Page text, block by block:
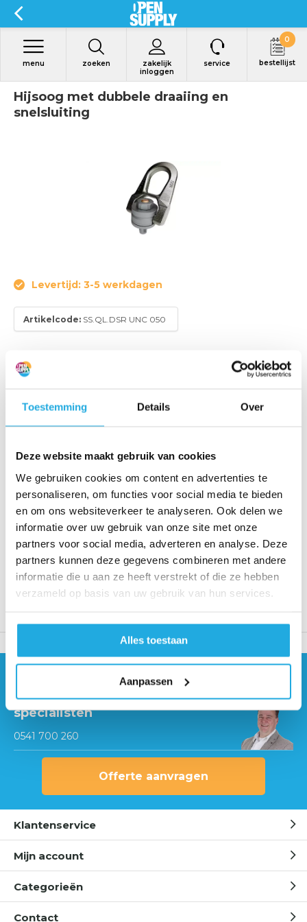
Toestemming Details Over
Deze website maakt gebruik van cookies
We gebruiken cookies om content en advertenties te
personaliseren, om functies voor social media te bieden
en om ons websiteverkeer te analyseren. Ook delen we
informatie over uw gebruik van onze site met onze
partners voor social media, adverteren en analyse. Deze
partners kunnen deze gegevens combineren met andere
informatie die u aan ze heeft verstrekt of die ze hebben
verzameld op basis van uw gebruik van hun services.
Alles toestaan
Aanpassen
zoeken
zakelijk
inloggen
menu service bestellijst
0
Hijsoog met dubbele draaiing en
snelsluiting
Levertijd: 3-5 werkdagen
Artikelcode: SS.QL.DSR UNC 050
Hijsoog met dubbele draaiing en snelsluiting.
Maximale boutmaat UNC 1/2” tot UNC 1″
€ 460,-
Offerte aanvragen
Binnen 1 werkdag een reactie
Al meer dan 20 jaar ervaring
Uitsluitend kwaliteitsproducten
Neem contact op met onze
specialisten
0541 700 260
Offerte aanvragen
Klantenservice
Mijn account
Categorieën
Contact